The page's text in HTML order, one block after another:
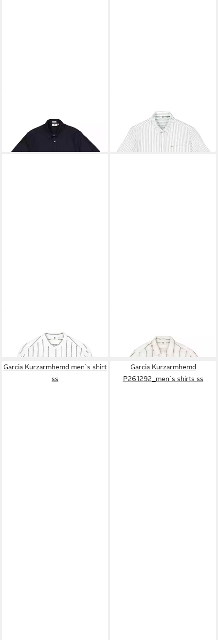
UVP59,99 €
Q41095_men`s shirt ss
41,99 € UVP59,99 €
-30%
P261280_men`s shirt ls
69,99 €
Q261093_men`s shirt ss
59,99 €
Garcia Kurzarmhemd men`s shirt
ss
Garcia Kurzarmhemd
P261292_men`s shirts ss